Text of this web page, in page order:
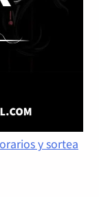
y sortea